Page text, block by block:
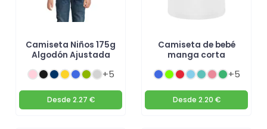
Camiseta Niños 175g
Algodón Ajustada
+5
Desde 2.27 €
Camiseta de bebé
manga corta
+5
Desde 2.20 €